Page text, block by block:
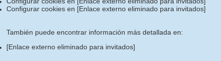
Configurar cookies en [Enlace externo eliminado para invitados]
También puede encontrar información más detallada en:
[Enlace externo eliminado para invitados]